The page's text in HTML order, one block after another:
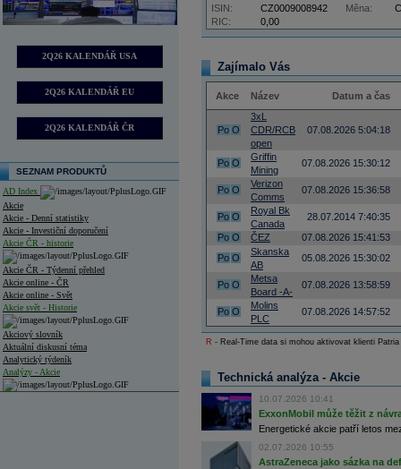
2Q26 KALENDÁŘ USA
2Q26 KALENDÁŘ EU
2Q26 KALENDÁŘ ČR
SEZNAM PRODUKTŮ
AD Index
Akcie
Akcie - Denní statistiky
Akcie - Investiční doporučení
Akcie ČR - historie
Akcie ČR - Týdenní přehled
Akcie online - ČR
Akcie online - Svět
Akcie svět - Historie
Akciový slovník
Aktuální diskusní téma
Analytický týdeník
Analýzy - Akcie
RIC: 0,00
ISIN: CZ0009008942 Měna:
Zajímalo Vás
Akce Název Datum a čas
Po O
3xL
CDR/RCB
open
07.08.2026 5:04:18
Po O
Griffin
Mining
07.08.2026 15:30:12
Po O
Verizon
Comms
07.08.2026 15:36:58
Po O
Royal Bk
Canada
28.07.2014 7:40:35
Po O ČEZ
07.08.2026 15:41:53
Po O
Skanska
AB
05.08.2026 15:30:02
Po O
Metsa
Board -A-
07.08.2026 13:58:59
Po O
Molins
PLC
07.08.2026 14:57:52
R - Real-Time data si mohou aktivovat klienti
Technická analýza - Akcie
10.07.2026 10:41
ExxonMobil může těžit z
Energetické akcie patří letos
02.07.2026 10:55
AstraZeneca jako sázka na